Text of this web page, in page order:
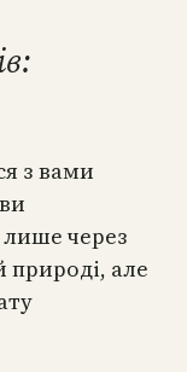
з вами
лише через
природі, але